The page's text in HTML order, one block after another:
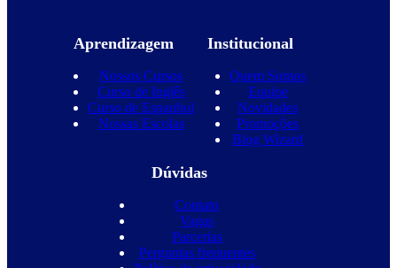
Aprendizagem
Nossos Cursos
Curso de Inglês
Curso de Espanhol
Nossas Escolas
Institucional
Quem Somos
Equipe
Novidades
Promoções
Blog Wizard
Dúvidas
Contato
Vagas
Parcerias
Perguntas frequentes